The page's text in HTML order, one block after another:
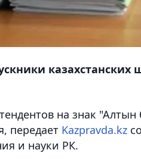
на знак
, передает Kazpravda.kz
и науки РК.